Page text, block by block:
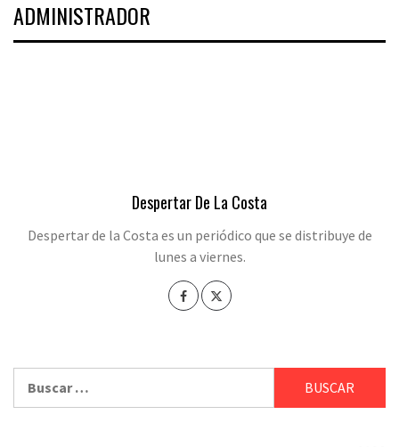
ADMINISTRADOR
Despertar De La Costa
Despertar de la Costa es un periódico que se distribuye de
lunes a viernes.